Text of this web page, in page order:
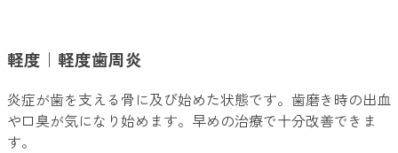
軽度｜軽度歯周炎
炎症が歯を支える骨に及び始めた状態です。歯磨き時の出血
や口臭が気になり始めます。早めの治療で十分改善できま
す。